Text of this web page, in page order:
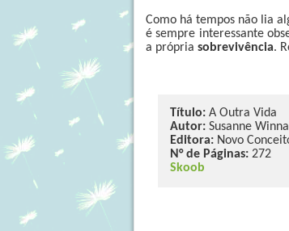
Como há tempos não lia
é sempre interessante
a própria sobrevivência.
Título: A Outra Vida
Autor: Susanne
Editora: Novo
N° de Páginas: 272
Skoob